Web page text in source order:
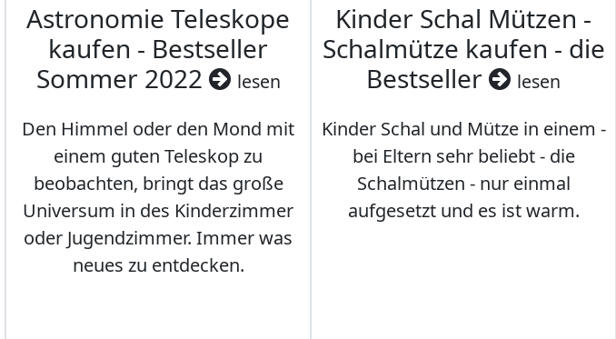
Astronomie Teleskope
kaufen - Bestseller
Sommer 2022
lesen
Den Himmel oder den Mond mit
einem guten Teleskop zu
beobachten, bringt das große
Universum in des Kinderzimmer
oder Jugendzimmer. Immer was
neues zu entdecken.
Kinder Schal Mützen -
Schalmütze kaufen - die
Bestseller
lesen
Kinder Schal und Mütze in einem -
bei Eltern sehr beliebt - die
Schalmützen - nur einmal
aufgesetzt und es ist warm.